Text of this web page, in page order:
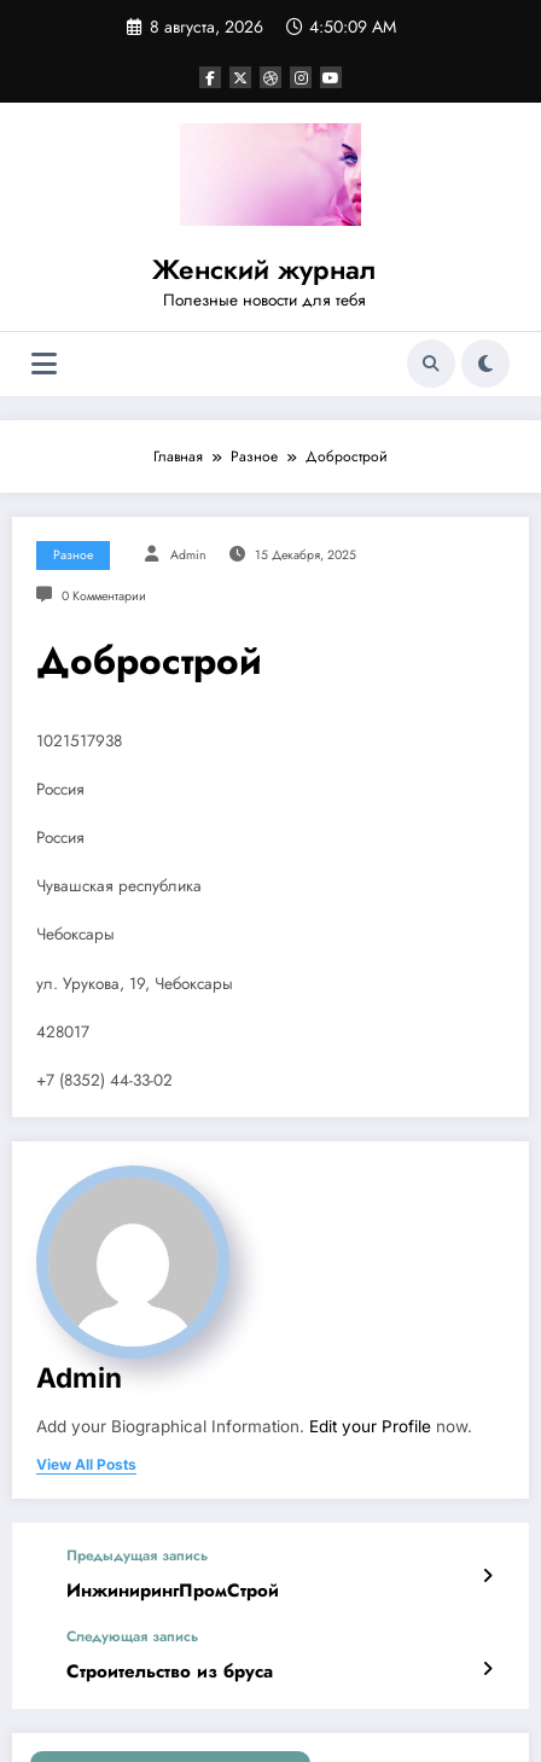
8 августа, 2026 4:50:09 AM
Женский журнал
Полезные новости для тебя
Главная Разное Добрострой
Разное Admin 15 Декабря, 2025
0 Комментарии
Добрострой
1021517938
Россия
Россия
Чувашская республика
Чебоксары
ул. Урукова, 19, Чебоксары
428017
+7 (8352) 44-33-02
Admin
Add your Biographical Information. Edit your Profile now.
View All Posts
Предыдущая запись
ИнжинирингПромСтрой
Следующая запись
Строительство из бруса